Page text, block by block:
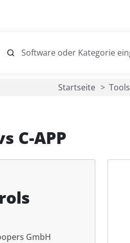
Startseite Tools
C-APP
GmbH